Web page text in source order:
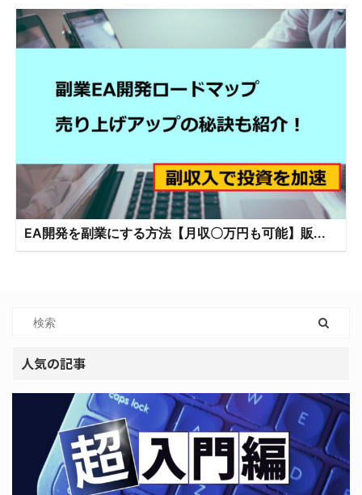
EA開発を副業にする方法【月収〇万円も可能】販...
人気の記事